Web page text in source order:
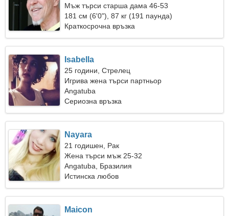
Мъж търси старша дама 46-53
181 см (6'0"), 87 кг (191 паунда)
Краткосрочна връзка
Isabella
25 години, Стрелец
Игрива жена търси партньор
Angatuba
Сериозна връзка
Nayara
21 годишен, Рак
Жена търси мъж 25-32
Angatuba, Бразилия
Истинска любов
Maicon